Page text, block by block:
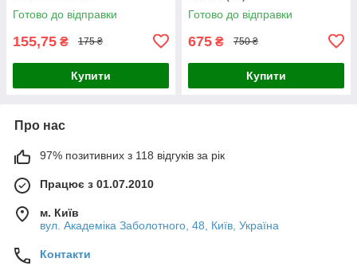
Готово до відправки
155,75 ₴ 175 ₴
Купити
Готово до відправки
675 ₴ 750 ₴
Купити
Про нас
97% позитивних з 118 відгуків за рік
Працює з 01.07.2010
м. Київ
вул. Академіка Заболотного, 48, Київ, Україна
Контакти